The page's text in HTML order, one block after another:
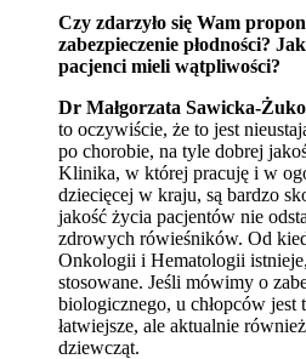
Czy zdarzyło się Wam
zabezpieczenie płodności?
pacjenci mieli wątpliwości?
Dr Małgorzata Sawicka-
to oczywiście, że to jest
po chorobie, na tyle dobrej
Klinika, w której pracuję i w
dziecięcej w kraju, są bardzo
jakość życia pacjentów nie
zdrowych rówieśników. Od
Onkologii i Hematologii
stosowane. Jeśli mówimy o
biologicznego, u chłopców jest
łatwiejsze, ale aktualnie
dziewcząt.